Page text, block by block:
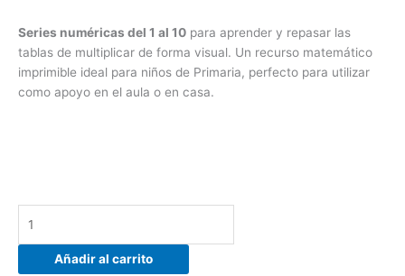
Series numéricas del 1 al 10 para aprender y repasar las
tablas de multiplicar de forma visual. Un recurso matemático
imprimible ideal para niños de Primaria, perfecto para utilizar
como apoyo en el aula o en casa.
Añadir al carrito